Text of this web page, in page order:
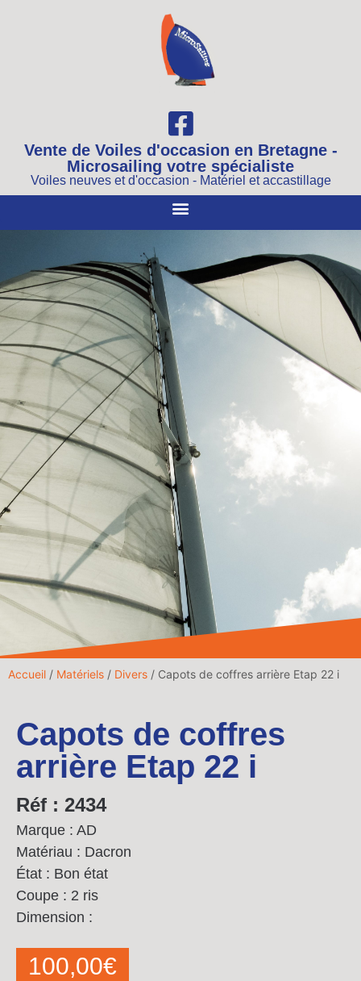
Vente de Voiles d'occasion en Bretagne -
Microsailing votre spécialiste
Voiles neuves et d'occasion - Matériel et accastillage
Accueil / Matériels / Divers / Capots de coffres arrière Etap 22 i
Capots de coffres
arrière Etap 22 i
Réf : 2434
Marque : AD
Matériau : Dacron
État : Bon état
Coupe : 2 ris
Dimension :
100,00€